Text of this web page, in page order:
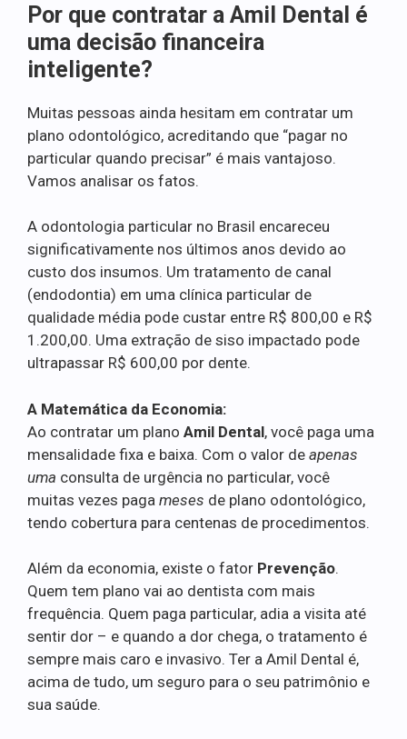
Por que contratar a Amil Dental é
uma decisão financeira
inteligente?
Muitas pessoas ainda hesitam em contratar um
plano odontológico, acreditando que “pagar no
particular quando precisar” é mais vantajoso.
Vamos analisar os fatos.
A odontologia particular no Brasil encareceu
significativamente nos últimos anos devido ao
custo dos insumos. Um tratamento de canal
(endodontia) em uma clínica particular de
qualidade média pode custar entre R$ 800,00 e R$
1.200,00. Uma extração de siso impactado pode
ultrapassar R$ 600,00 por dente.
A Matemática da Economia:
Ao contratar um plano Amil Dental, você paga uma
mensalidade fixa e baixa. Com o valor de apenas
uma consulta de urgência no particular, você
muitas vezes paga meses de plano odontológico,
tendo cobertura para centenas de procedimentos.
Além da economia, existe o fator Prevenção.
Quem tem plano vai ao dentista com mais
frequência. Quem paga particular, adia a visita até
sentir dor – e quando a dor chega, o tratamento é
sempre mais caro e invasivo. Ter a Amil Dental é,
acima de tudo, um seguro para o seu patrimônio e
sua saúde.